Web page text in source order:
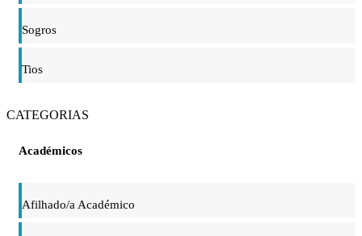
Sogros
Tios
CATEGORIAS
Académicos
Afilhado/a Académico